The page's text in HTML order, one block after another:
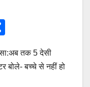
arतक 5 देसी
बोले- बच्चे से नहीं हो